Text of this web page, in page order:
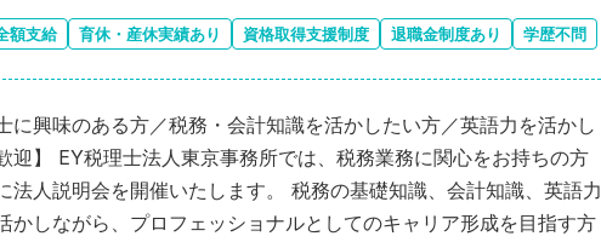
額支給 育休・産休実績あり 資格取得支援制度 退職金制度あり 学歴不問
に興味のある方／税務・会計知識を活かしたい方／英語力を活かし
迎】 EY税理士法人東京事務所では、税務業務に関心をお持ちの方
法人説明会を開催いたします。 税務の基礎知識、会計知識、英語力
かしながら、プロフェッショナルとしてのキャリア形成を目指す方